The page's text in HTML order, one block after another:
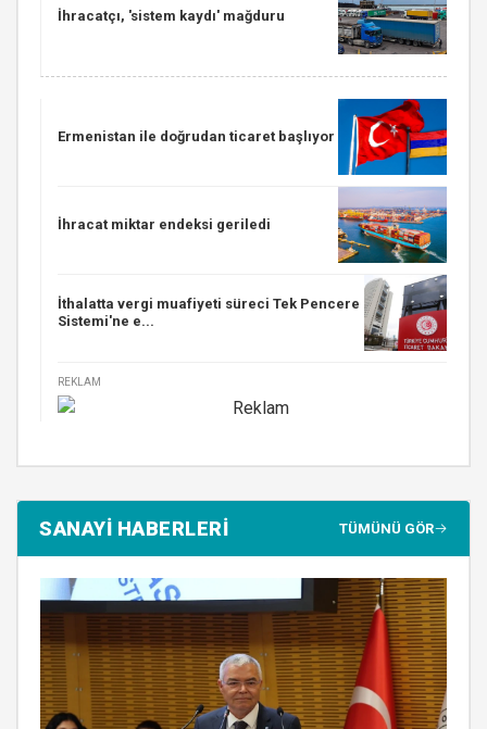
İhracatçı, 'sistem kaydı' mağduru
Ermenistan ile doğrudan ticaret başlıyor
İhracat miktar endeksi geriledi
İthalatta vergi muafiyeti süreci Tek Pencere
Sistemi'ne e...
REKLAM
SANAYİ HABERLERİ TÜMÜNÜ GÖR